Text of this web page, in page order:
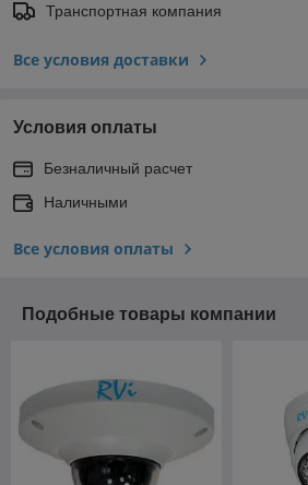
Транспортная компания
Все условия доставки
Условия оплаты
Безналичный расчет
Наличными
Все условия оплаты
Подобные товары компании